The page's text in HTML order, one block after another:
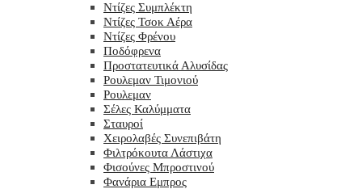
Ντίζες Συμπλέκτη
Ντίζες Τσοκ Αέρα
Ντίζες Φρένου
Ποδόφρενα
Προστατευτικά Αλυσίδας
Ρουλεμαν Τιμονιού
Ρουλεμαν
Σέλες Καλύμματα
Σταυροί
Χειρολαβές Συνεπιβάτη
Φιλτρόκουτα Λάστιχα
Φισούνες Μπροστινού
Φανάρια Εμπρος